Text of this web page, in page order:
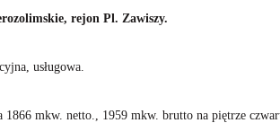
rejon Pl. Zawiszy.
usługowa.
1866 mkw. netto., 1959 mkw. brutto na piętrze